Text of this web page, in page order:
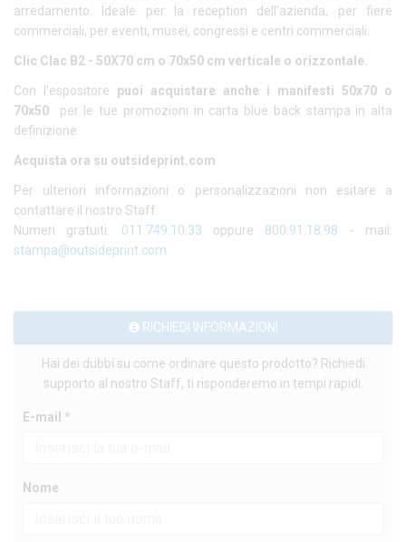
arredamento. Ideale per la reception dell'azienda, per fiere
commerciali, per eventi, musei, congressi e centri commerciali.
Clic Clac B2 - 50X70 cm o 70x50 cm verticale o orizzontale.
Con l'espositore puoi acquistare anche i manifesti 50x70 o
70x50 per le tue promozioni in carta blue back stampa in alta
definizione.
Acquista ora su outsideprint.com
Per ulteriori informazioni o personalizzazioni non esitare a
contattare il nostro Staff.
Numeri gratuiti: 011.749.10.33 oppure 800.91.18.98 - mail:
stampa@outsideprint.com
RICHIEDI INFORMAZIONI
Hai dei dubbi su come ordinare questo prodotto? Richiedi
supporto al nostro Staff, ti risponderemo in tempi rapidi.
E-mail *
Nome